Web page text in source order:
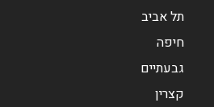
תל אביב
חיפה
גבעתיים
קצרין